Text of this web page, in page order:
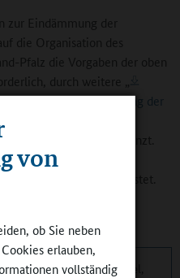
von
ob Sie neben
erlauben,
vollständig
Eindämmung der
die Organisation des
Pfalz die Vorgaben der oben
durch weitere „
und Durchführung der
des aktuellen
nicht barrierefrei)
“ ergänzt.
November 2020 befristet.
über die aktuellen Artikel,